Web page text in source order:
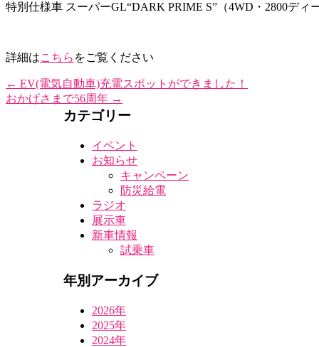
特別仕様車 スーパーGL“DARK PRIME S”（4WD・2800ディ
詳細はこちら をご覧ください
← EV(電気自動車)充電スポットができました！
おかげさまで56周年 →
カテゴリー
イベント
お知らせ
キャンペーン
防災給電
ラジオ
展示車
新車情報
試乗車
年別アーカイブ
2026年
2025年
2024年